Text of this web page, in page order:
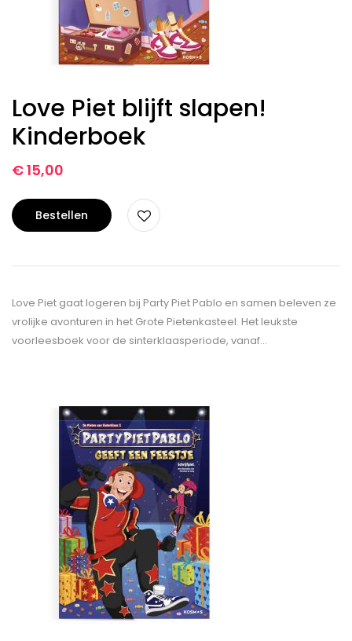
Love Piet blijft slapen!
Kinderboek
€15,00
Bestellen
Love Piet gaat logeren bij Party Piet Pablo en samen beleven ze
vrolijke avonturen in het Grote Pietenkasteel. Het leukste
voorleesboek voor de sinterklaasperiode, vanaf…